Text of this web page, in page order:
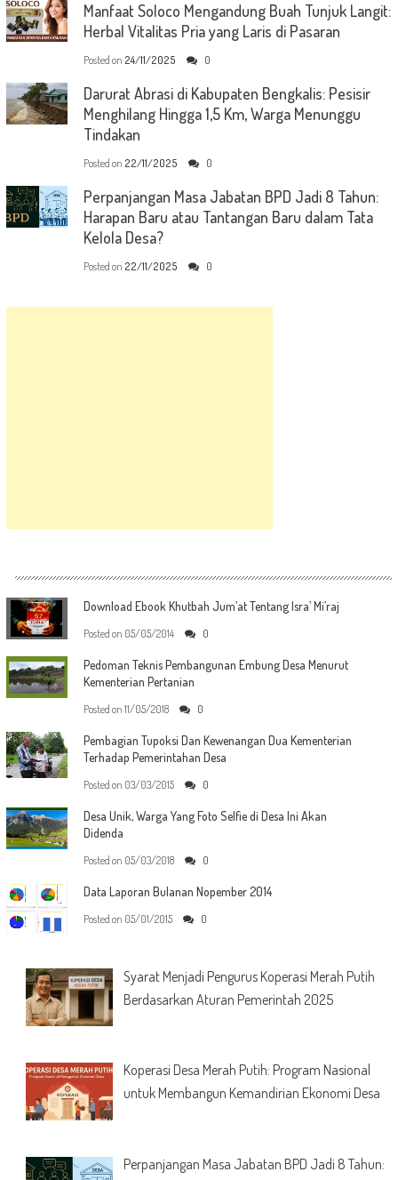
Manfaat Soloco Mengandung Buah Tunjuk Langit:
Herbal Vitalitas Pria yang Laris di Pasaran
Posted on 24/11/2025 0
Darurat Abrasi di Kabupaten Bengkalis: Pesisir
Menghilang Hingga 1,5 Km, Warga Menunggu
Tindakan
Posted on 22/11/2025 0
Perpanjangan Masa Jabatan BPD Jadi 8 Tahun:
Harapan Baru atau Tantangan Baru dalam Tata
Kelola Desa?
Posted on 22/11/2025 0
Download Ebook Khutbah Jum’at Tentang Isra’ Mi’raj
Posted on 05/05/2014 0
Pedoman Teknis Pembangunan Embung Desa Menurut
Kementerian Pertanian
Posted on 11/05/2018 0
Pembagian Tupoksi Dan Kewenangan Dua Kementerian
Terhadap Pemerintahan Desa
Posted on 03/03/2015 0
Desa Unik, Warga Yang Foto Selfie di Desa Ini Akan
Didenda
Posted on 05/03/2018 0
Data Laporan Bulanan Nopember 2014
Posted on 05/01/2015 0
Syarat Menjadi Pengurus Koperasi Merah Putih
Berdasarkan Aturan Pemerintah 2025
Koperasi Desa Merah Putih: Program Nasional
untuk Membangun Kemandirian Ekonomi Desa
Perpanjangan Masa Jabatan BPD Jadi 8 Tahun: